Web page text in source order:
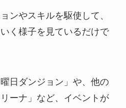
ンやスキルを駆使して、
く様子を見ているだけで
日ダンジョン」や、他の
ーナ」など、イベントが